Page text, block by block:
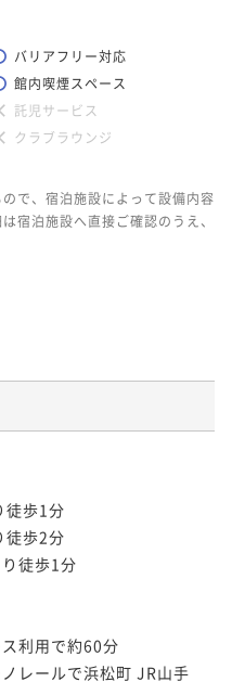
2名 ¥ 127,596 ~
ースイート ツイン 55平
バリアフリー対応
館内喫煙スペース
託児サービス
クラブラウンジ
で、宿泊施設によって設備内容
宿泊施設へ直接ご確認のうえ、
徒歩1分
徒歩2分
徒歩1分
利用で約60分
レールで浜松町 JR山手